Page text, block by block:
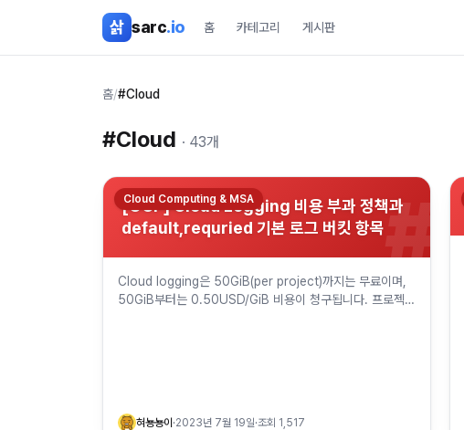
삵 sarc.io 홈 카테고리 게시판
홈/#Cloud
#Cloud · 43개
[GCP] Cloud Logging 비용 부과 정책과
default,requried 기본 로그 버킷 항목#
Cloud Computing & MSA
Cloud logging은 50GiB(per project)까지는 무료이며,
50GiB부터는 0.50USD/GiB 비용이 청구됩니다. 프로젝트
혀뇽뇽이·2023년 7월 19일·조회 1,517